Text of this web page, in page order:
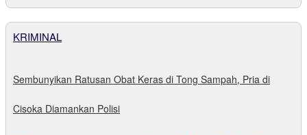
KRIMINAL
Sembunyikan Ratusan Obat Keras di Tong Sampah, Pria di
Cisoka Diamankan Polisi